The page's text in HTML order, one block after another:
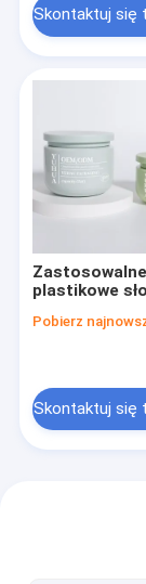
Skontaktuj się
Zastosowalne
plastikowe
etykietą
Pobierz
Skontaktuj się